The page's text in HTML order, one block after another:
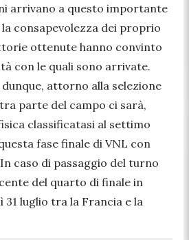
arrivano a questo importante
consapevolezza dei proprio
ottenute hanno convinto
con le quali sono arrivate.
attorno alla selezione
parte del campo ci sarà,
classificatasi al settimo
fase finale di VNL con
caso di passaggio del turno
del quarto di finale in
luglio tra la Francia e la